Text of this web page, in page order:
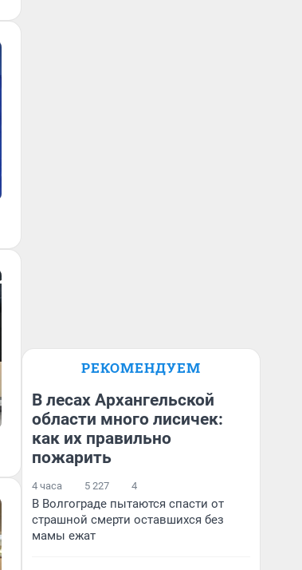
РЕКОМЕНДУЕМ
В лесах Архангельской
области много лисичек:
как их правильно
пожарить
4 часа 5 227 4
В Волгограде пытаются спасти от
страшной смерти оставшихся без
мамы ежат